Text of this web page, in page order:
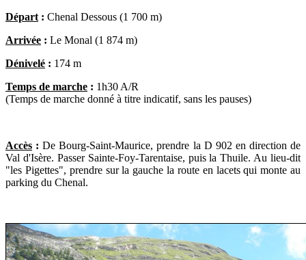
Départ : Chenal Dessous (1 700 m)
Arrivée : Le Monal (1 874 m)
Dénivelé : 174 m
Temps de marche : 1h30 A/R
(Temps de marche donné à titre indicatif, sans les pauses)
Accès :De Bourg-Saint-Maurice, prendre la D 902 en direction de
Val d'Isère. Passer Sainte-Foy-Tarentaise, puis la Thuile. Au lieu-dit
"les Pigettes", prendre sur la gauche la route en lacets qui monte au
parking du Chenal.